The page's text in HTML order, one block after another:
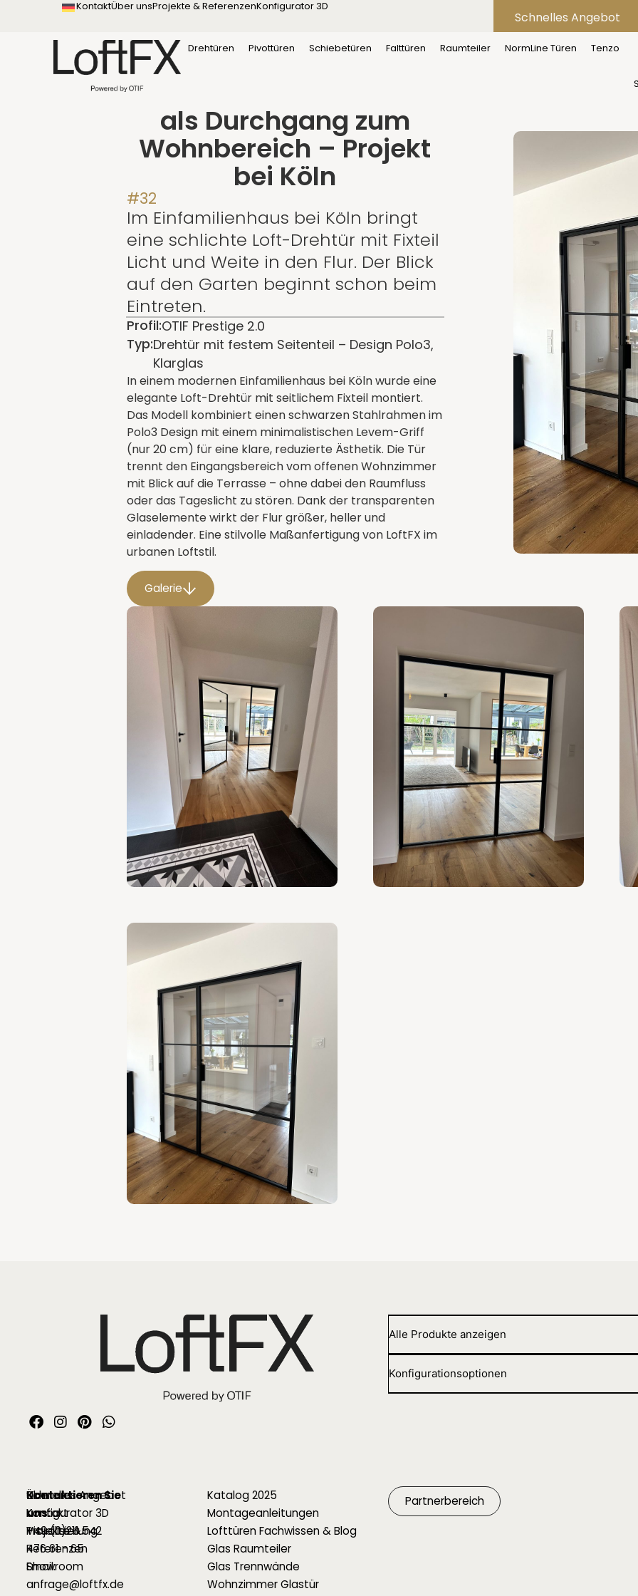
KontaktÜber unsProjekte & ReferenzenKonfigurator 3D
Schnelles Angebot
Drehtüren Pivottüren Schiebetüren Falttüren Raumteiler NormLine Türen Tenzo
Loft-Drehtür mit Fixteil als Durchgang zum Wohnbereich –
Loft-Drehtür mit Fixteil
als Durchgang zum
Wohnbereich – Projekt
bei Köln
#32
Im Einfamilienhaus bei Köln bringt
eine schlichte Loft-Drehtür mit Fixteil
Licht und Weite in den Flur. Der Blick
auf den Garten beginnt schon beim
Eintreten.
Profil:OTIF Prestige 2.0
Typ:Drehtür mit festem Seitenteil – Design Polo3,
Klarglas
In einem modernen Einfamilienhaus bei Köln wurde eine
elegante Loft-Drehtür mit seitlichem Fixteil montiert.
Das Modell kombiniert einen schwarzen Stahlrahmen im
Polo3 Design mit einem minimalistischen Levem-Griff
(nur 20 cm) für eine klare, reduzierte Ästhetik. Die Tür
trennt den Eingangsbereich vom offenen Wohnzimmer
mit Blick auf die Terrasse – ohne dabei den Raumfluss
oder das Tageslicht zu stören. Dank der transparenten
Glaselemente wirkt der Flur größer, heller und
einladender. Eine stilvolle Maßanfertigung von LoftFX im
urbanen Loftstil.
Galerie
Alle Produkte anzeigen
Konfigurationsoptionen
Kontaktieren Sie
uns:
+49 (0)211 542
476 61 - 65
Email:
anfrage@loftfx.de
Über uns
Kontakt
Projekte &
Referenzen
Showroom
Schnelles Angebot
Konfigurator 3D
Visualisierung
Katalog 2025
Montageanleitungen
Lofttüren Fachwissen & Blog
Glas Raumteiler
Glas Trennwände
Wohnzimmer Glastür
Partnerbereich